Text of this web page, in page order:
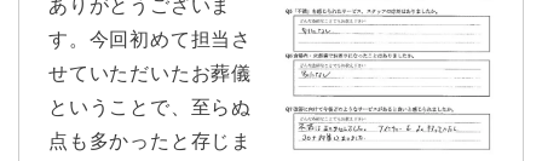
ありがとうございま
す。今回初めて担当さ
せていただいたお葬儀
ということで、至らぬ
点も多かったと存じま